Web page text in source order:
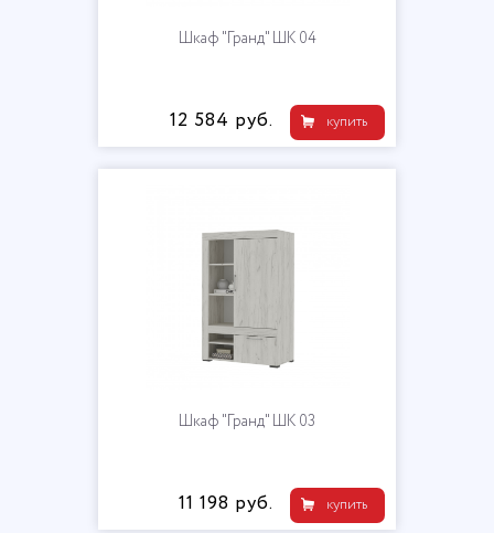
Шкаф "Гранд" ШК 04
купить
12 584 руб.
Шкаф "Гранд" ШК 03
купить
11 198 руб.